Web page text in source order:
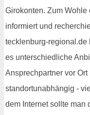
Girokonten. Zum
informiert und
tecklenburg-regional.de
es unterschiedliche
Ansprechpartner vor
standortunabhängig -
dem Internet sollte man